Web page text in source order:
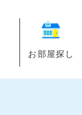
お部屋探し